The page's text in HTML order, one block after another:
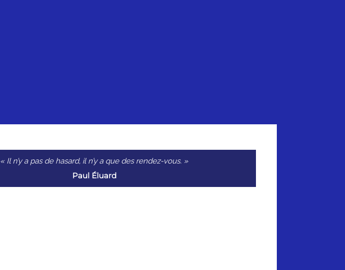
« Il n’y a pas de hasard, il n’y a que des rendez-vous. »
Paul Éluard